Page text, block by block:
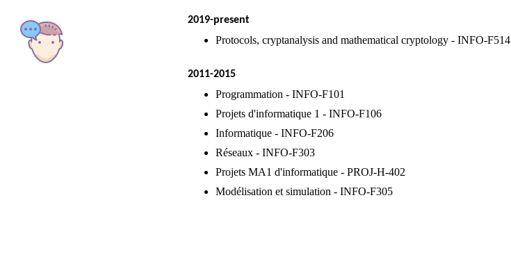
2019-present
Protocols, cryptanalysis and mathematical cryptology - INFO-F514
2011-2015
Programmation - INFO-F101
Projets d'informatique 1 - INFO-F106
Informatique - INFO-F206
Réseaux - INFO-F303
Projets MA1 d'informatique - PROJ-H-402
Modélisation et simulation - INFO-F305